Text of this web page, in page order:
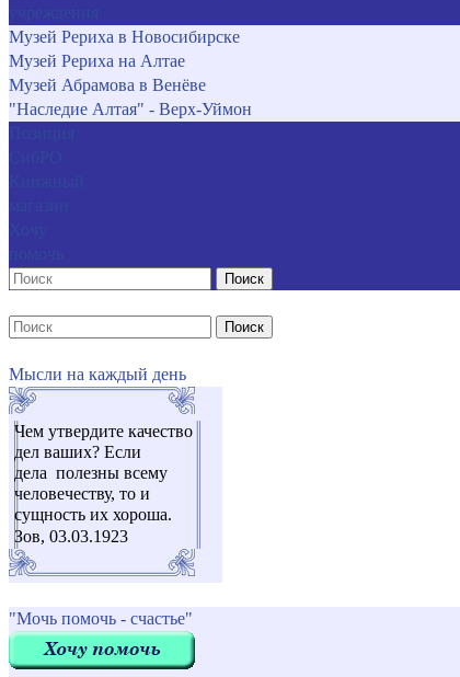
Музей Рериха в Новосибирске
Музей Рериха на Алтае
Музей Абрамова в Венёве
"Наследие Алтая" - Верх-Уймон
Поиск
Поиск
Мысли на каждый день
Чем утвердите качество
дел ваших? Если
дела полезны всему
человечеству, то и
сущность их хороша.
Зов, 03.03.1923
"Мочь помочь - счастье"